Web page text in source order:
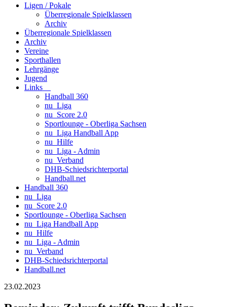
Ligen / Pokale
Überregionale Spielklassen
Archiv
Überregionale Spielklassen
Archiv
Vereine
Sporthallen
Lehrgänge
Jugend
Links
Handball 360
nu_Liga
nu_Score 2.0
Sportlounge - Oberliga Sachsen
nu_Liga Handball App
nu_Hilfe
nu_Liga - Admin
nu_Verband
DHB-Schiedsrichterportal
Handball.net
Handball 360
nu_Liga
nu_Score 2.0
Sportlounge - Oberliga Sachsen
nu_Liga Handball App
nu_Hilfe
nu_Liga - Admin
nu_Verband
DHB-Schiedsrichterportal
Handball.net
23.02.2023